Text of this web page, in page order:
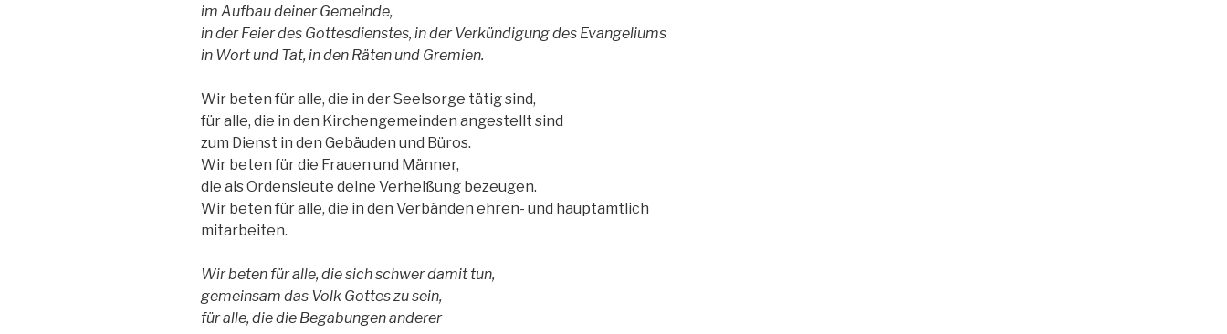
im Aufbau deiner Gemeinde,
in der Feier des Gottesdienstes, in der Verkündigung des Evangeliums
in Wort und Tat, in den Räten und Gremien.
Wir beten für alle, die in der Seelsorge tätig sind,
für alle, die in den Kirchengemeinden angestellt sind
zum Dienst in den Gebäuden und Büros.
Wir beten für die Frauen und Männer,
die als Ordensleute deine Verheißung bezeugen.
Wir beten für alle, die in den Verbänden ehren- und hauptamtlich
mitarbeiten.
Wir beten für alle, die sich schwer damit tun,
gemeinsam das Volk Gottes zu sein,
für alle, die die Begabungen anderer